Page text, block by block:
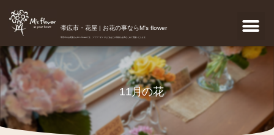
帯広市・花屋 | お花の事ならM's flower
帯広市のお花屋さんM's flowerです。フラワーギフトなどあなたの気持ちを真心こめて宅配いたします。
11月の花